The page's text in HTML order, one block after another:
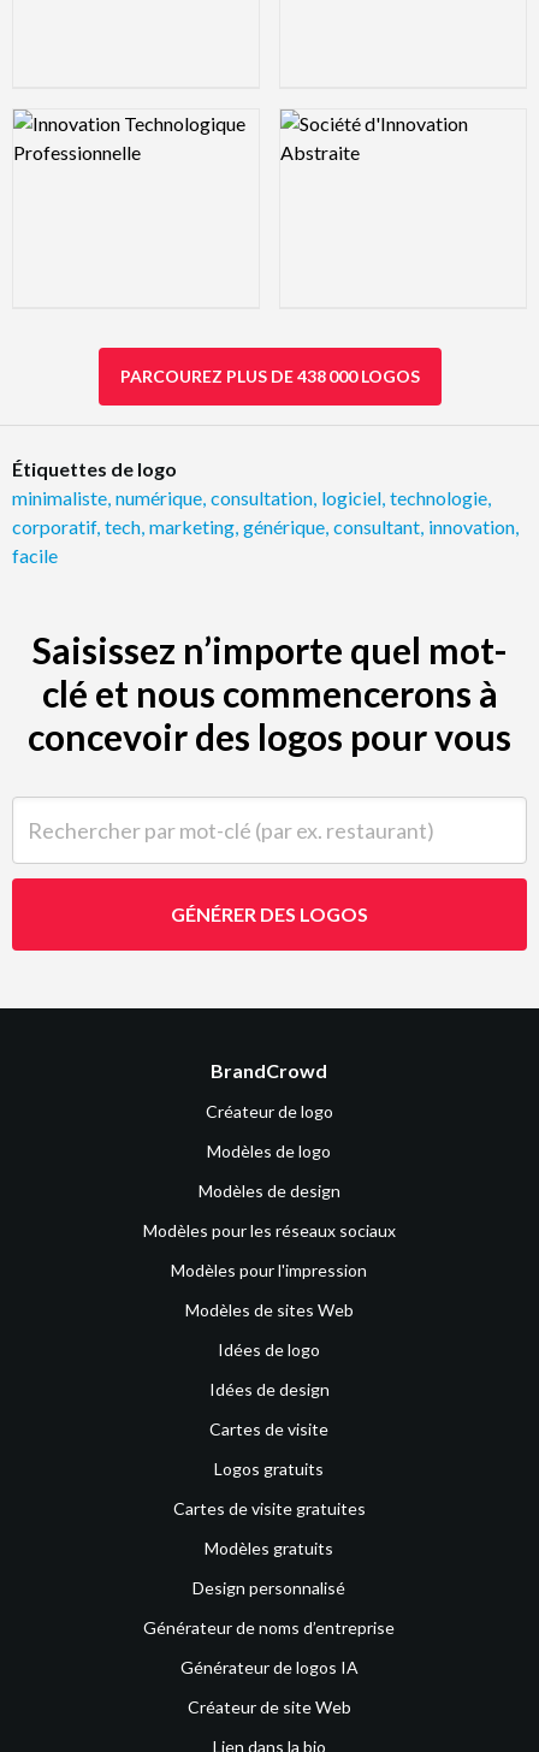
Logo Preview Image Logo Preview Image
PARCOUREZ PLUS DE 438 000 LOGOS
Étiquettes de logo
minimaliste numérique consultation logiciel technologie
corporatif, tech marketing générique consultant innovation
facile
Saisissez n’importe quel mot-
clé et nous commencerons à
concevoir des logos pour vous
GÉNÉRER DES LOGOS
BrandCrowd
Créateur de logo
Modèles de logo
Modèles de design
Modèles pour les réseaux sociaux
Modèles pour l'impression
Modèles de sites Web
Idées de logo
Idées de design
Cartes de visite
Logos gratuits
Cartes de visite gratuites
Modèles gratuits
Design personnalisé
Générateur de noms d’entreprise
Générateur de logos IA
Créateur de site Web
Lien dans la bio